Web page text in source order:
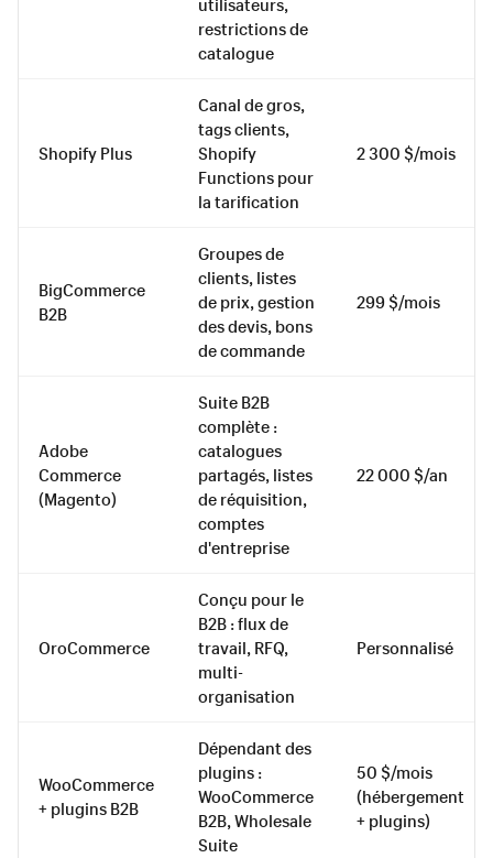
restrictions de
catalogue
Shopify Plus
Canal de gros,
tags clients,
Shopify
Functions pour
la tarification
2 300 $/mois
BigCommerce
B2B
Groupes de
clients, listes
de prix, gestion
des devis, bons
de commande
299 $/mois
Adobe
Commerce
(Magento)
Suite B2B
complète :
catalogues
partagés, listes
de réquisition,
comptes
d'entreprise
22 000 $/an
OroCommerce
Conçu pour le
B2B : flux de
travail, RFQ,
multi-
organisation
Personnalisé
WooCommerce
+ plugins B2B
Dépendant des
plugins :
WooCommerce
B2B, Wholesale
Suite
50 $/mois
(hébergement
+ plugins)